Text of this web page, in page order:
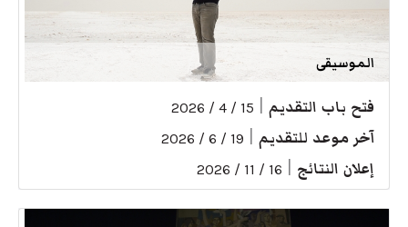
الموسيقى
فتح باب التقديم 15 / 4 / 2026
آخر موعد للتقديم 19 / 6 / 2026
إعلان النتائج 16 / 11 / 2026